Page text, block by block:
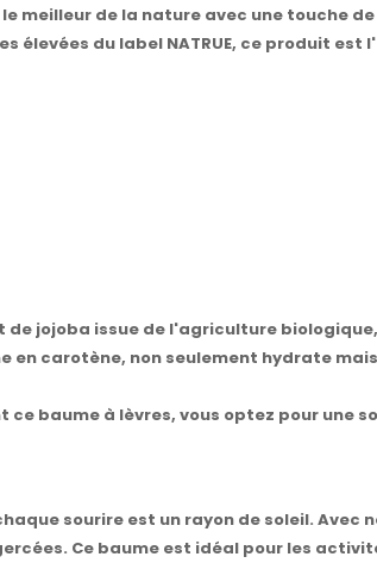
meilleur de la nature avec une touche
élevées du label NATRUE, ce produit
de jojoba issue de l'agriculture
en carotène, non seulement hydrate
ce baume à lèvres, vous optez pour une
sourire est un rayon de soleil. Avec
Ce baume est idéal pour les